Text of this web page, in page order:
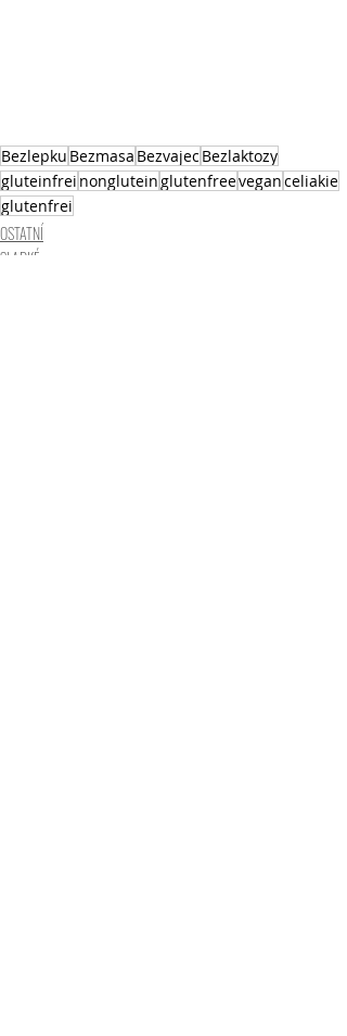
Bezlepku Bezmasa Bezvajec Bezlaktozy
gluteinfrei nongluteinglutenfreeveganceliakie
glutenfrei
OSTATNÍ
SLADKÉ